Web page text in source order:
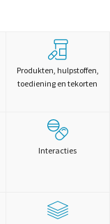
Produkten, hulpstoffen,
toediening en tekorten
Interacties